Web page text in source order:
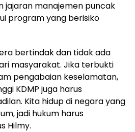
jajaran manajemen puncak
program yang berisiko
bertindak dan tidak ada
masyarakat. Jika terbukti
pengabaian keselamatan,
KDMP juga harus
Kita hidup di negara yang
jadi hukum harus
Hilmy.